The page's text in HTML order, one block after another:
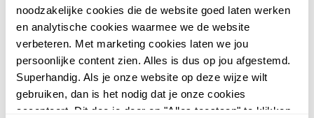
noodzakelijke cookies die de website goed laten werken
en analytische cookies waarmee we de website
verbeteren. Met marketing cookies laten we jou
persoonlijke content zien. Alles is dus op jou afgestemd.
Superhandig. Als je onze website op deze wijze wilt
gebruiken, dan is het nodig dat je onze cookies
accepteert. Dit doe je door op "Alles toestaan" te klikken.